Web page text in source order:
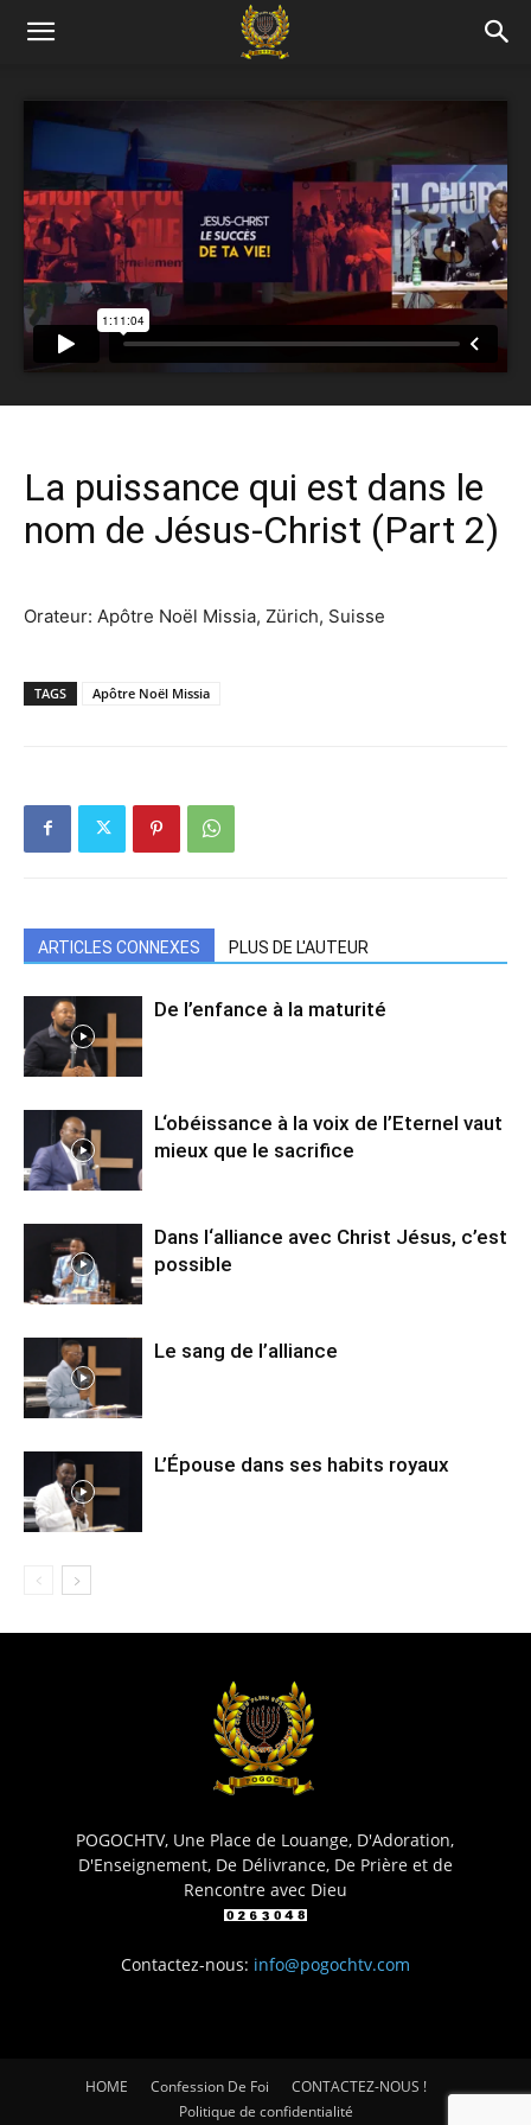
La puissance qui est dans le
nom de Jésus-Christ (Part 2)
Orateur: Apôtre Noël Missia, Zürich, Suisse
TAGS Apôtre Noël Missia
ARTICLES CONNEXES PLUS DE L'AUTEUR
De l’enfance à la maturité
L‘obéissance à la voix de l’Eternel vaut
mieux que le sacrifice
Dans l‘alliance avec Christ Jésus, c’est
possible
Le sang de l’alliance
L’Épouse dans ses habits royaux
POGOCHTV, Une Place de Louange, D'Adoration,
D'Enseignement, De Délivrance, De Prière et de
Rencontre avec Dieu
Contactez-nous: info@pogochtv.com
HOME Confession De Foi
CONTACTEZ-NOUS !
Politique de confidentialité